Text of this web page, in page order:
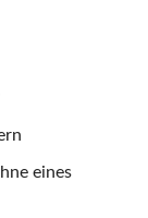
eines